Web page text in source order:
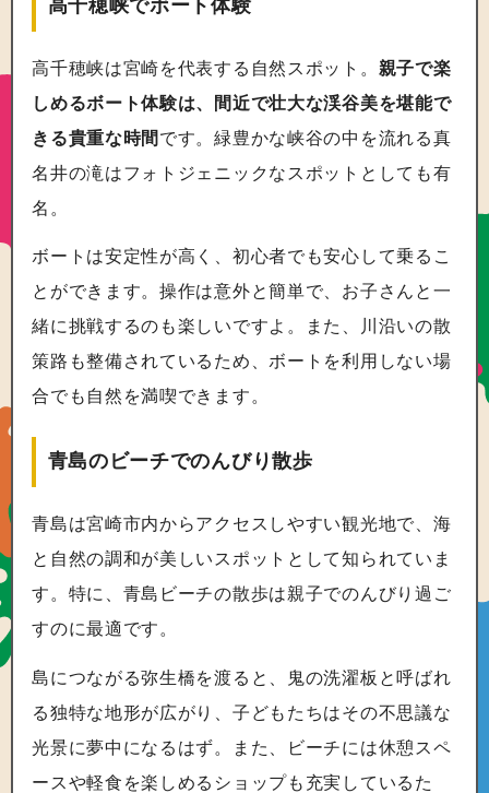
高千穂峡でボート体験
高千穂峡は宮崎を代表する自然スポット。 親子で楽
しめるボート体験は、間近で壮大な渓谷美を堪能で
きる貴重な時間 です。緑豊かな峡谷の中を流れる真
名井の滝はフォトジェニックなスポットとしても有
名。
ボートは安定性が高く、初心者でも安心して乗るこ
とができます。操作は意外と簡単で、お子さんと一
緒に挑戦するのも楽しいですよ。また、川沿いの散
策路も整備されているため、ボートを利用しない場
合でも自然を満喫できます。
青島のビーチでのんびり散歩
青島は宮崎市内からアクセスしやすい観光地で、海
と自然の調和が美しいスポットとして知られていま
す。特に、青島ビーチの散歩は親子でのんびり過ご
すのに最適です。
島につながる弥生橋を渡ると、鬼の洗濯板と呼ばれ
る独特な地形が広がり、子どもたちはその不思議な
光景に夢中になるはず。また、ビーチには休憩スペ
ースや軽食を楽しめるショップも充実しているた